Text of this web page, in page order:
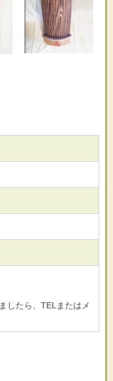
したら、TELまたはメ